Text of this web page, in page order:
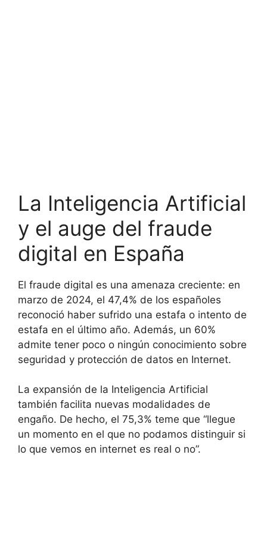
La Inteligencia Artificial
y el auge del fraude
digital en España
El fraude digital es una amenaza creciente: en
marzo de 2024, el 47,4% de los españoles
reconoció haber sufrido una estafa o intento de
estafa en el último año. Además, un 60%
admite tener poco o ningún conocimiento sobre
seguridad y protección de datos en Internet.
La expansión de la Inteligencia Artificial
también facilita nuevas modalidades de
engaño. De hecho, el 75,3% teme que “llegue
un momento en el que no podamos distinguir si
lo que vemos en internet es real o no”.